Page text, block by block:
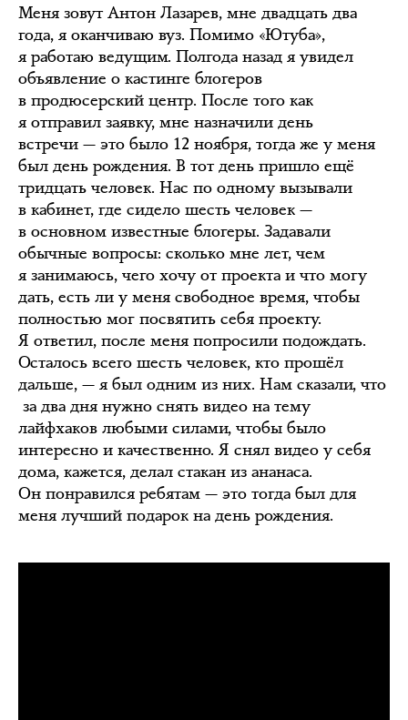
Меня зовут Антон Лазарев, мне двадцать два
года, я оканчиваю вуз. Помимо «Ютуба»,
я работаю ведущим. Полгода назад я увидел
объявление о кастинге блогеров
в продюсерский центр. После того как
я отправил заявку, мне назначили день
встречи — это было 12 ноября, тогда же у меня
был день рождения. В тот день пришло ещё
тридцать человек. Нас по одному вызывали
в кабинет, где сидело шесть человек —
в основном известные блогеры. Задавали
обычные вопросы: сколько мне лет, чем
я занимаюсь, чего хочу от проекта и что могу
дать, есть ли у меня свободное время, чтобы
полностью мог посвятить себя проекту.
Я ответил, после меня попросили подождать.
Осталось всего шесть человек, кто прошёл
дальше, — я был одним из них. Нам сказали, что
за два дня нужно снять видео на тему
лайфхаков любыми силами, чтобы было
интересно и качественно. Я снял видео у себя
дома, кажется, делал стакан из ананаса.
Он понравился ребятам — это тогда был для
меня лучший подарок на день рождения.